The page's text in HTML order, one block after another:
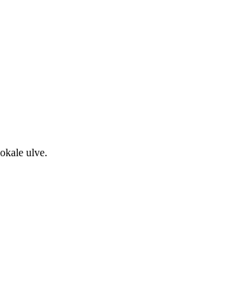
ulve.